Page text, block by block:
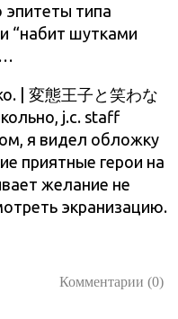
эпитеты типа
“набит шутками
| 変態王子と笑わな
j.c. staff
я видел обложку
приятные герои на
желание не
экранизацию.
Комментарии (0)